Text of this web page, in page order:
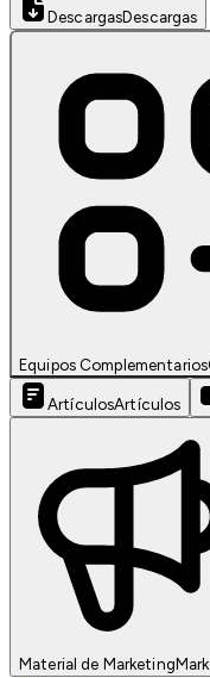
DescargasDescargas
Equipos Complementarios
ArtículosArtículos
Material de Marketing